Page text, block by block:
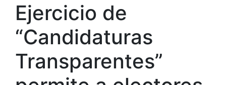
Ejercicio de
“Candidaturas
Transparentes”